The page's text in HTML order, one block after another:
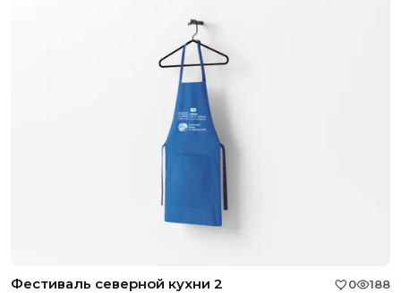
Фестиваль северной кухни 2 0 188